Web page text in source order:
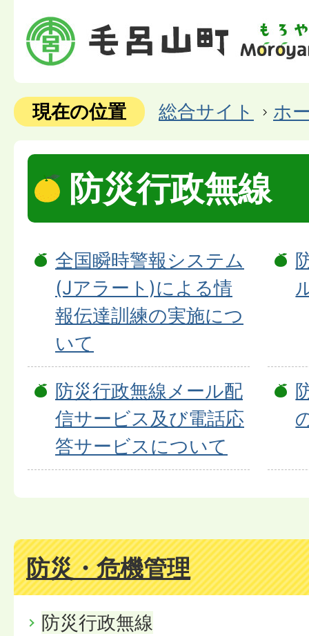
現在の位置 総合サイト ホ
防災行政無線
全国瞬時警報システム
(Jアラート)による情
報伝達訓練の実施につ
いて
防災行政無線メール配
信サービス及び電話応
答サービスについて
防災・危機管理
防災行政無線